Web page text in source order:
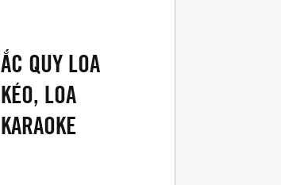
ẮC QUY LOA
KÉO, LOA
KARAOKE